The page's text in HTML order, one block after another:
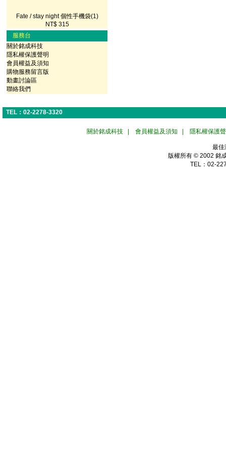
Fate / stay night 個性手機袋(1)
NT$ 315
服務台
關於銘成科技
隱私權保護聲明
會員權益及須知
購物服務留言版
動畫討論區
聯絡我們
TEL：02-2278-3320
關於銘成科技 會員權益及須知 隱私權保護
最佳
版權所有 © 2002 銘
TEL：02-